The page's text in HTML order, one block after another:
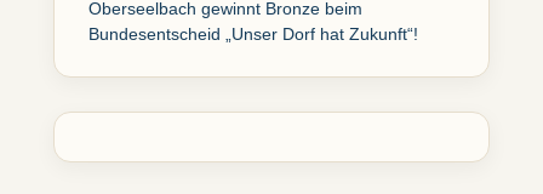
Oberseelbach gewinnt Bronze beim
Bundesentscheid „Unser Dorf hat Zukunft“!